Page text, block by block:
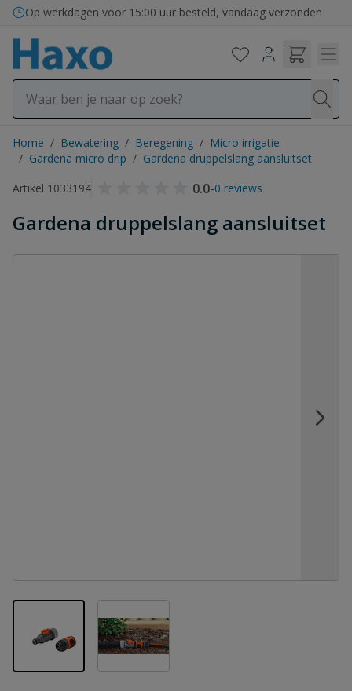
Ga naar de inhoud
Op werkdagen voor 15:00 uur besteld, vandaag verzonden
Home / Bewatering / Beregening / Micro irrigatie
/ Gardena micro drip / Gardena druppelslang aansluitset
Artikel 1033194
0.0-0 reviews
Gardena druppelslang aansluitset